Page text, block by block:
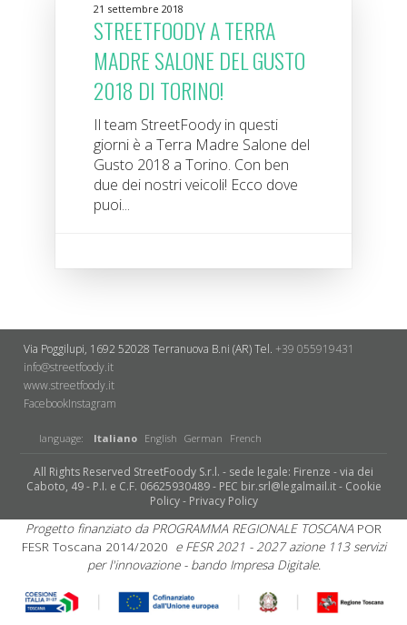
21 settembre 2018
STREETFOODY A TERRA
MADRE SALONE DEL GUSTO
2018 DI TORINO!
Il team StreetFoody in questi
giorni è a Terra Madre Salone del
Gusto 2018 a Torino. Con ben
due dei nostri veicoli! Ecco dove
puoi...
Via Poggilupi, 1692 52028 Terranuova B.ni (AR)Tel. +39 055919431
info@streetfoody.it
www.streetfoody.it
Facebook​Instagram
language: Italiano English German French
All Rights Reserved StreetFoody S.r.l. - sede legale: Firenze - via dei
Caboto, 49 - P.I. e C.F. 06625930489 - PEC bir.srl@legalmail.it - Cookie
Policy- Privacy Policy
Progetto finanziato da PROGRAMMA REGIONALE TOSCANA POR
FESR Toscana 2014/2020 e FESR 2021 - 2027 azione 113 servizi
per l'innovazione - bando Impresa Digitale.